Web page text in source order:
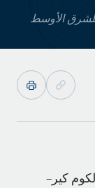
الأوسط
كير–